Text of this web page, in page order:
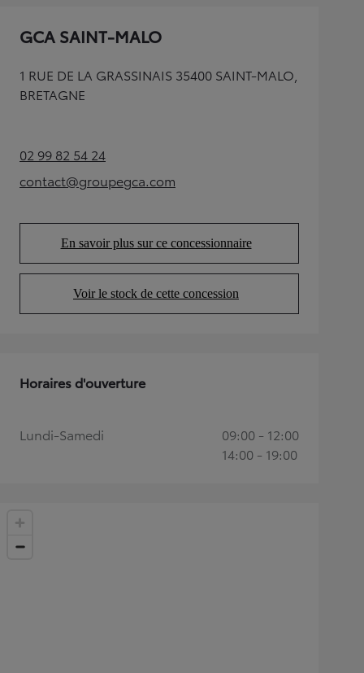
GCA SAINT-MALO
1 RUE DE LA GRASSINAIS 35400 SAINT-MALO,
BRETAGNE
02 99 82 54 24(Opens in new tab)
contact@groupegca.com
(Opens in new tab)
En savoir plus sur ce concessionnaire
(Opens in new tab)
Voir le stock de cette concession
(Opens in new tab)
Horaires d'ouverture
Lundi-Samedi
09:00 - 12:00
14:00 - 19:00